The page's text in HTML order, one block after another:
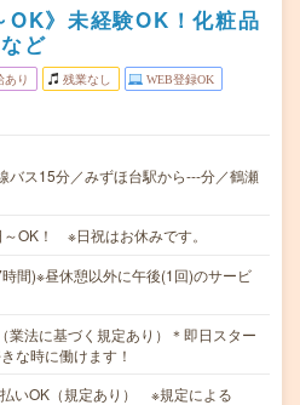
OK》未経験OK！化粧品
ど
あり 残業なし WEB登録OK
バス15分／みずほ台駅から---分／鶴瀬
OK！ ※日祝はお休みです。
間)※昼休憩以外に午後(1回)のサービ
業法に基づく規定あり）＊即日スター
な時に働けます！
OK（規定あり） ※規定による